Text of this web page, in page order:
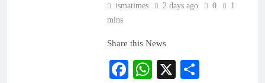
ismatimes 2 days ago 0
1
mins
Share this News
Facebook
WhatsApp
X